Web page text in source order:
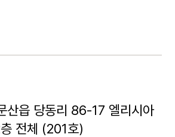
산읍 당동리 86-17 엘리시아
전체 (201호)